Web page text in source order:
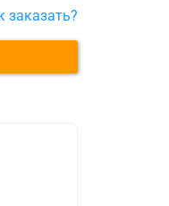
заказать?